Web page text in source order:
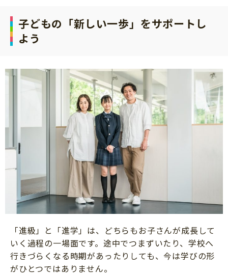
子どもの「新しい一歩」をサポートし
よう
「進級」と「進学」は、どちらもお子さんが成長して
いく過程の一場面です。途中でつまずいたり、学校へ
行きづらくなる時期があったりしても、今は学びの形
がひとつではありません。